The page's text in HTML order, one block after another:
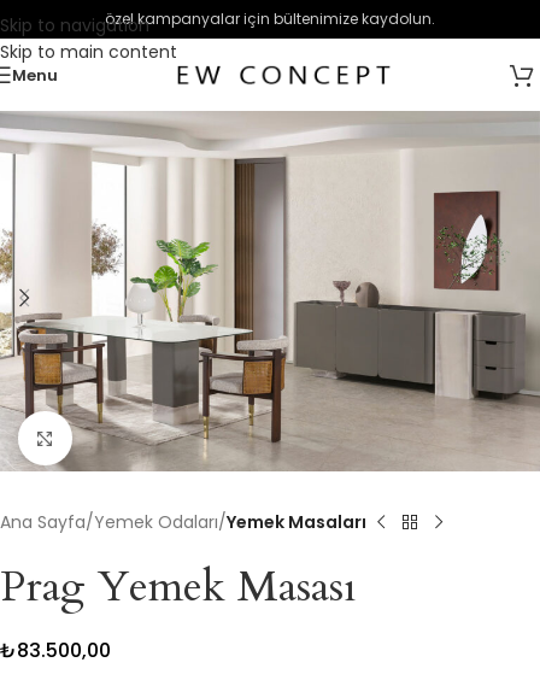
Skip to navigation
Skip to main content
özel kampanyalar için bültenimize kaydolun.
Menu
Büyütmek için tıklayın
Ana Sayfa Yemek Odaları Yemek Masaları
Prag Yemek Masası
₺83.500,00